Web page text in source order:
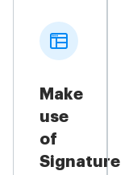
Make
use
of
Signature